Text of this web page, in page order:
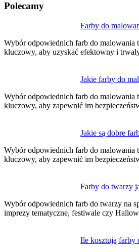
Polecamy
Farby do
Wybór odpowiednich farb do malowania
kluczowy, aby uzyskać efektowny i
Jakie farby do
Wybór odpowiednich farb do malowania
kluczowy, aby zapewnić im
Jakie są dobre
Wybór odpowiednich farb do malowania
kluczowy, aby zapewnić im
Farby do twarzy
Wybór odpowiednich farb do twarzy na
imprezy tematyczne, festiwale czy
Ile kosztują farby
wpisu